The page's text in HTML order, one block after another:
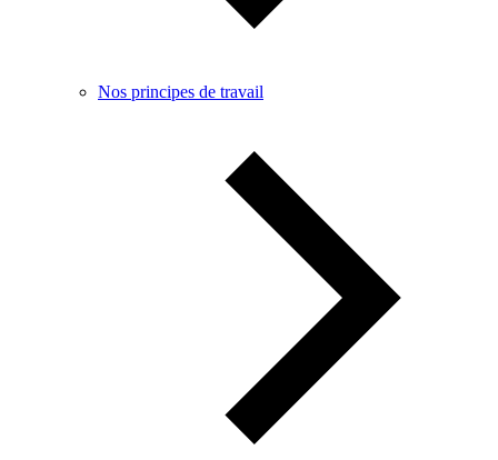
Nos principes de travail